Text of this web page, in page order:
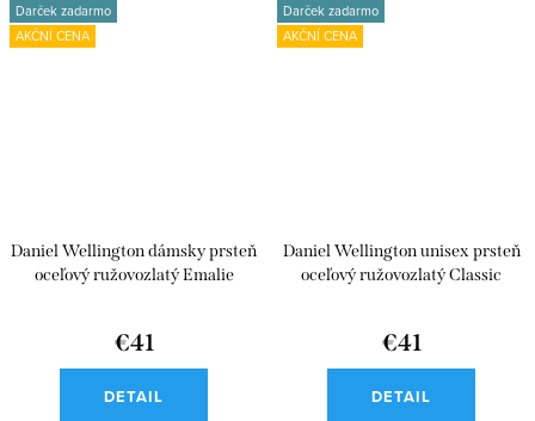
Darček zadarmo
AKČNÍ CENA
Daniel Wellington dámsky prsteň
oceľový ružovozlatý Emalie
€41
DETAIL
Darček zadarmo
AKČNÍ CENA
Daniel Wellington unisex prsteň
oceľový ružovozlatý Classic
€41
DETAIL